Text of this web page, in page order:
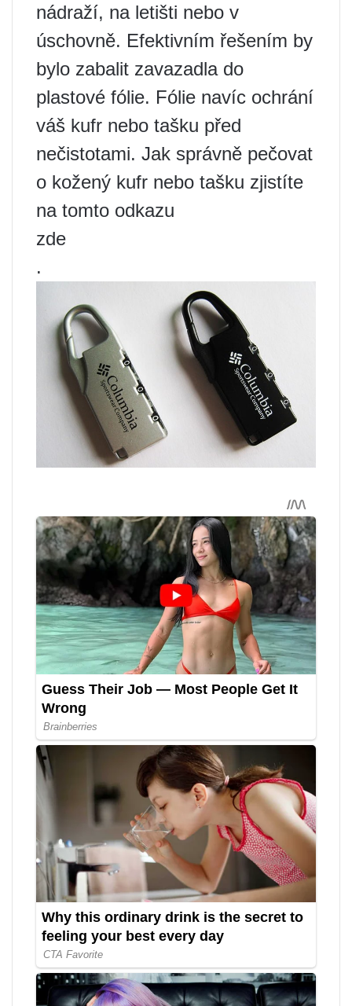
nádraží, na letišti nebo v
úschovně. Efektivním řešením by
bylo zabalit zavazadla do
plastové fólie. Fólie navíc ochrání
váš kufr nebo tašku před
nečistotami. Jak správně pečovat
o kožený kufr nebo tašku zjistíte
na tomto odkazu
zde
.